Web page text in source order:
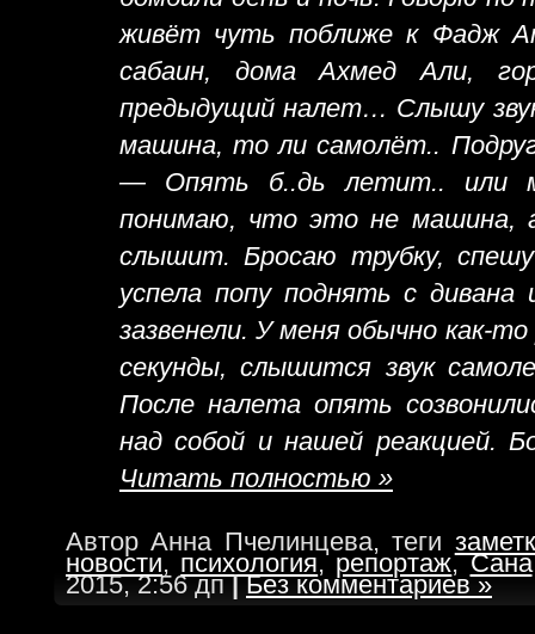
живёт чуть поближе к Фадж
сабаин, дома Ахмед Али,
предыдущий налет… Слышу
машина, то ли самолёт..
— Опять б..дь летит.. или
понимаю, что это не машина,
слышит. Бросаю трубку,
успела попу поднять с дивана
зазвенели. У меня обычно как-
секунды, слышится звук
После налета опять
над собой и нашей реакцией.
Читать полностью »
Автор Анна Пчелинцева, теги
новости, психология, репортаж,Сана
2015, 2:56 дп| Без комментариев »